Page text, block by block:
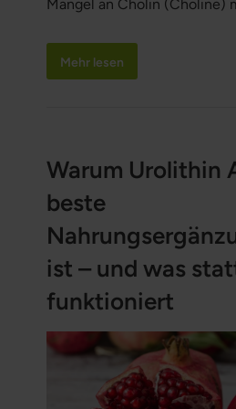
Mangel an Cholin (Choline)
Gehirn bei jungen
kann – insbesondere bei
Mehr lesen
Warum Urolithin
beste
ist – und was
funktioniert